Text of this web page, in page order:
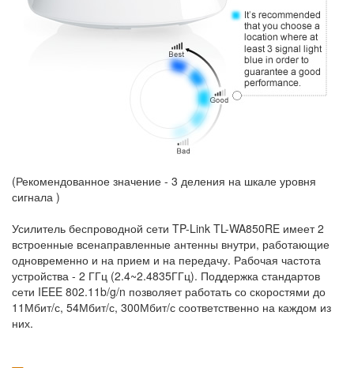
(Рекомендованное значение - 3 деления на шкале уровня
сигнала )
Усилитель беспроводной сети TP-Link TL-WA850RE имеет 2
встроенные всенаправленные антенны внутри, работающие
одновременно и на прием и на передачу. Рабочая частота
устройства - 2 ГГц (2.4~2.4835ГГц). Поддержка стандартов
сети IEEE 802.11b/g/n позволяет работать со скоростями до
11Мбит/с, 54Мбит/с, 300Мбит/с соответственно на каждом из
них.